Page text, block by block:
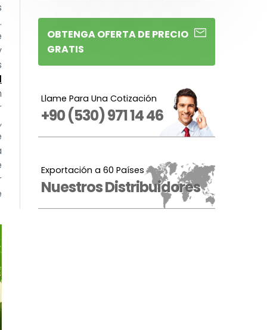
OBTENGA OFERTA DE PRECIO
GRATIS
Llame Para Una Cotización
+90 (530) 971 14 46
Exportación a 60 Países
Nuestros Distribuidores